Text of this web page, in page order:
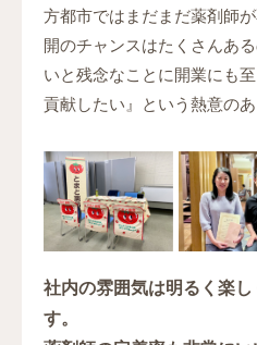
方都市ではまだまだ薬剤師が
開のチャンスはたくさんあ
いと残念なことに開業にも至
貢献したい』という熱意の
社内の雰囲気は明るく楽
す。